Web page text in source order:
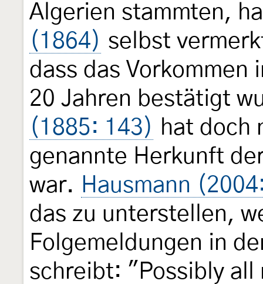
Algerien stammten,
(1864) selbst
dass das Vorkommen
20 Jahren bestätigt
(1885: 143) hat doch
genannte Herkunft
war. Hausmann
das zu unterstellen,
Folgemeldungen in
schreibt: "Possibly all